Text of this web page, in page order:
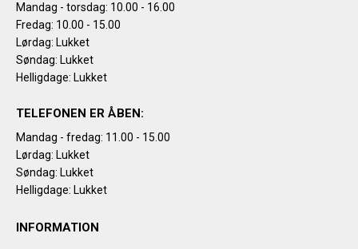
Mandag - torsdag: 10.00 - 16.00
Fredag: 10.00 - 15.00
Lørdag: Lukket
Søndag: Lukket
Helligdage: Lukket
TELEFONEN ER ÅBEN:
Mandag - fredag: 11.00 - 15.00
Lørdag: Lukket
Søndag: Lukket
Helligdage: Lukket
INFORMATION